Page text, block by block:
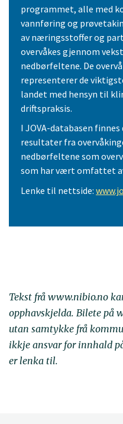
programmet, alle med
vannføring og
av næringsstoffer og
overvåkes gjennom
nedbørfeltene. De
representerer de
landet med hensyn til
driftspraksis.
I JOVA-databasen
resultater fra
nedbørfeltene som
som har vært omfattet
Lenke til nettside:
Tekst frå www.nibio.no
opphavskjelda. Bilete på
utan samtykke frå
ikkje ansvar for innhald
er lenka til.